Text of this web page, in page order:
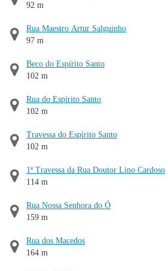
92 m
Rua Maestro Artur Salguinho
97 m
Beco do Espírito Santo
102 m
Rua do Espírito Santo
102 m
Travessa do Espírito Santo
102 m
1ª Travessa da Rua Doutor Lino Cardoso
114 m
Rua Nossa Senhora do Ó
159 m
Rua dos Macedos
164 m